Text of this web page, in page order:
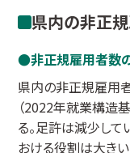
県内の非正
非正規雇用者数
県内の非正規雇用者
（2022年就業構造
る。足許は減少し
おける役割は大きい